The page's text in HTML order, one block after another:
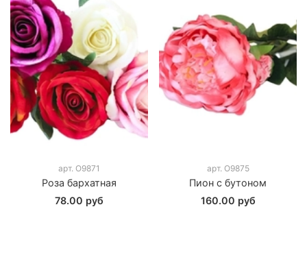
арт. О9871
Роза бархатная
78.00 руб
арт. О9875
Пион с бутоном
160.00 руб